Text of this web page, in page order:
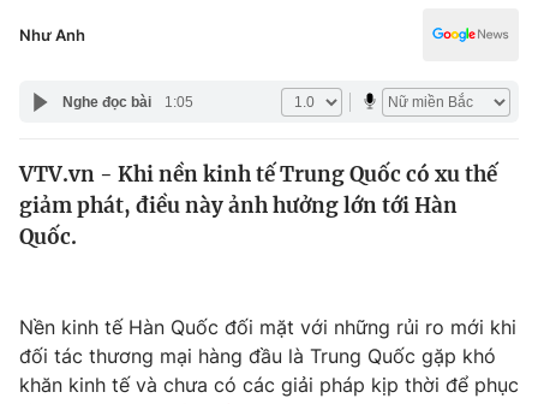
Pháp luật
Y tế
Thế giới
Tin tức
Câu chuyện quốc tế
Kinh tế
Thị trường
Góc doanh nghiệp
Dữ liệu và đời sống
Truyền hình
Như Anh
Nghe đọc bài 1:05
VTV.vn - Khi nền kinh tế Trung Quốc có xu thế
giảm phát, điều này ảnh hưởng lớn tới Hàn
Quốc.
Nền kinh tế Hàn Quốc đối mặt với những rủi ro mới khi
đối tác thương mại hàng đầu là Trung Quốc gặp khó
khăn kinh tế và chưa có các giải pháp kịp thời để phục